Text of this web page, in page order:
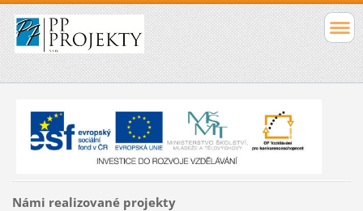
Námi realizované projekty